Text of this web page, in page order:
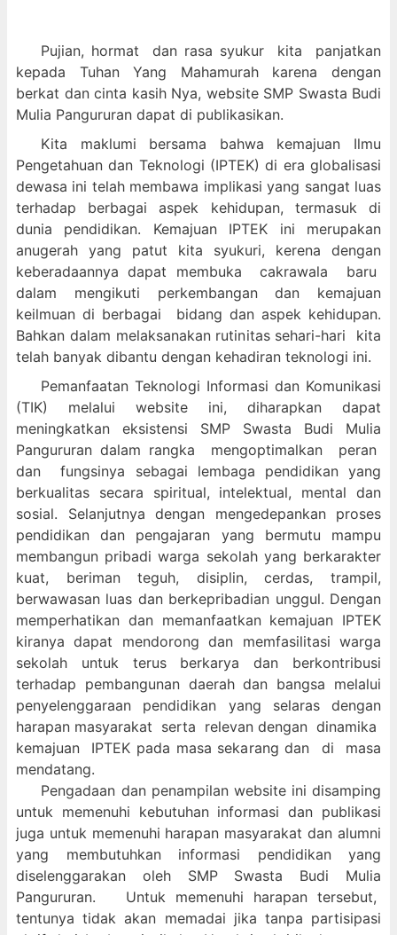
Pujian, hormat dan rasa syukur kita panjatkan
kepada Tuhan Yang Mahamurah karena dengan
berkat dan cinta kasih Nya, website SMP Swasta Budi
Mulia Pangururan dapat di publikasikan.
Kita maklumi bersama bahwa kemajuan Ilmu
Pengetahuan dan Teknologi (IPTEK) di era globalisasi
dewasa ini telah membawa implikasi yang sangat luas
terhadap berbagai aspek kehidupan, termasuk di
dunia pendidikan. Kemajuan IPTEK ini merupakan
anugerah yang patut kita syukuri, kerena dengan
keberadaannya dapat membuka cakrawala baru
dalam mengikuti perkembangan dan kemajuan
keilmuan di berbagai bidang dan aspek kehidupan.
Bahkan dalam melaksanakan rutinitas sehari-hari kita
telah banyak dibantu dengan kehadiran teknologi ini.
Pemanfaatan Teknologi Informasi dan Komunikasi
(TIK) melalui website ini, diharapkan dapat
meningkatkan eksistensi SMP Swasta Budi Mulia
Pangururan dalam rangka mengoptimalkan peran
dan fungsinya sebagai lembaga pendidikan yang
berkualitas secara spiritual, intelektual, mental dan
sosial. Selanjutnya dengan mengedepankan proses
pendidikan dan pengajaran yang bermutu mampu
membangun pribadi warga sekolah yang berkarakter
kuat, beriman teguh, disiplin, cerdas, trampil,
berwawasan luas dan berkepribadian unggul. Dengan
memperhatikan dan memanfaatkan kemajuan IPTEK
kiranya dapat mendorong dan memfasilitasi warga
sekolah untuk terus berkarya dan berkontribusi
terhadap pembangunan daerah dan bangsa melalui
penyelenggaraan pendidikan yang selaras dengan
harapan masyarakat serta relevan dengan dinamika
kemajuan IPTEK pada masa sekarang dan di masa
mendatang.
Pengadaan dan penampilan website ini disamping
untuk memenuhi kebutuhan informasi dan publikasi
juga untuk memenuhi harapan masyarakat dan alumni
yang membutuhkan informasi pendidikan yang
diselenggarakan oleh SMP Swasta Budi Mulia
Pangururan. Untuk memenuhi harapan tersebut,
tentunya tidak akan memadai jika tanpa partisipasi